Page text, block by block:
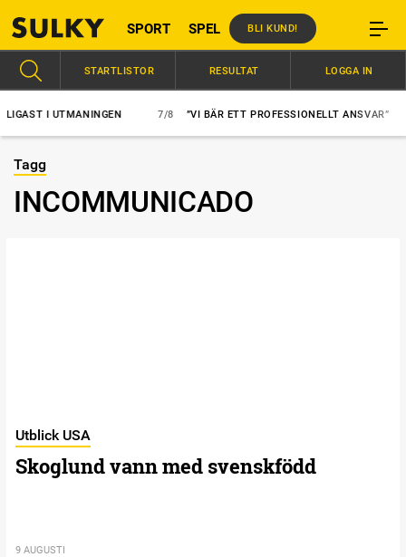
SPORT SPEL BLI KUND!
I UTMANINGEN 7/8 ”VI BÄR ETT PROFESSIONELLT ANSVAR” 7/8
STARTLISTOR RESULTAT LOGGA IN
Tagg
INCOMMUNICADO
Utblick USA
Skoglund vann med svenskfödd
9 AUGUSTI